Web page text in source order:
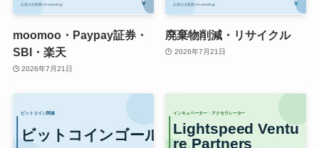
moomoo・Paypay証券・
SBI・楽天
2026年7月21日
廃棄物削減・リサイクル
2026年7月21日